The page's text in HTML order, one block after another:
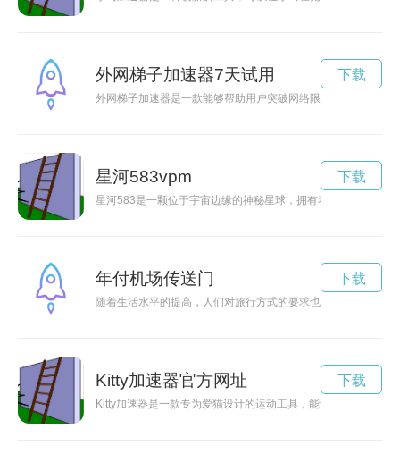
外网梯子加速器7天试用
外网梯子加速器是一款能够帮助用户突破网络限制，实现畅游
下载
星河583vpm
星河583是一颗位于宇宙边缘的神秘星球，拥有着独特的生态
下载
年付机场传送门
随着生活水平的提高，人们对旅行方式的要求也越来越高。年
下载
Kitty加速器官方网址
Kitty加速器是一款专为爱猫设计的运动工具，能够帮助猫咪快
下载